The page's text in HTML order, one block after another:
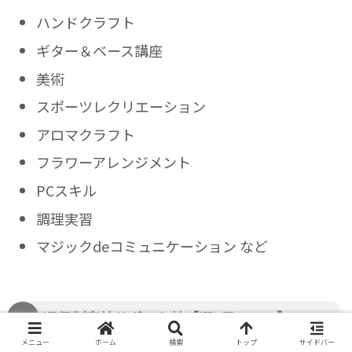
ハンドクラフト
ギター＆ベース講座
美術
スポーツレクリエーション
アロマクラフト
フラワーアレンジメント
PCスキル
調理実習
マジックdeコミュニケーション など
通信制高校サポート校【週5日コース】
メニュー ホーム 検索 トップ サイドバー